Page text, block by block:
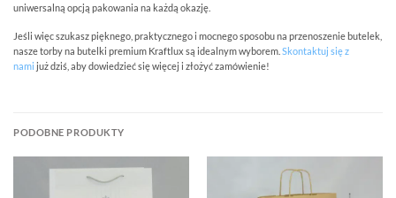
uniwersalną opcją pakowania na każdą okazję.
Jeśli więc szukasz pięknego, praktycznego i mocnego sposobu na przenoszenie butelek,
nasze torby na butelki premium Kraftlux są idealnym wyborem. Skontaktuj się z
nami już dziś, aby dowiedzieć się więcej i złożyć zamówienie!
PODOBNE PRODUKTY